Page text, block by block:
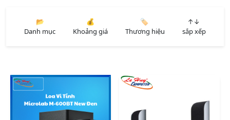
📂
Danh mục
💰
Khoảng giá
🏷️
Thương hiệu
↑↓
sắp xếp